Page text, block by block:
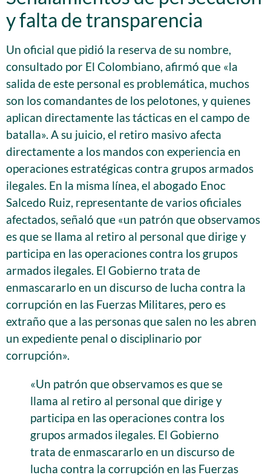
y falta de transparencia
Un oficial que pidió la reserva de su nombre,
consultado por El Colombiano, afirmó que «la
salida de este personal es problemática, muchos
son los comandantes de los pelotones, y quienes
aplican directamente las tácticas en el campo de
batalla». A su juicio, el retiro masivo afecta
directamente a los mandos con experiencia en
operaciones estratégicas contra grupos armados
ilegales. En la misma línea, el abogado Enoc
Salcedo Ruiz, representante de varios oficiales
afectados, señaló que «un patrón que observamos
es que se llama al retiro al personal que dirige y
participa en las operaciones contra los grupos
armados ilegales. El Gobierno trata de
enmascararlo en un discurso de lucha contra la
corrupción en las Fuerzas Militares, pero es
extraño que a las personas que salen no les abren
un expediente penal o disciplinario por
corrupción».
«Un patrón que observamos es que se
llama al retiro al personal que dirige y
participa en las operaciones contra los
grupos armados ilegales. El Gobierno
trata de enmascararlo en un discurso de
lucha contra la corrupción en las Fuerzas